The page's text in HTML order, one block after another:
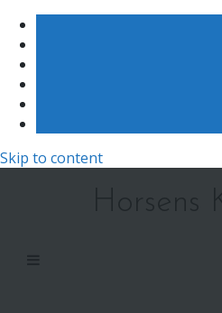
Skip to content